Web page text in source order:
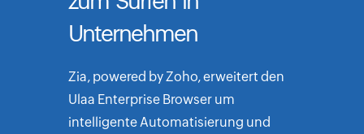
Unternehmen
Zia, powered by Zoho, erweitert den
Ulaa Enterprise Browser um
intelligente Automatisierung und